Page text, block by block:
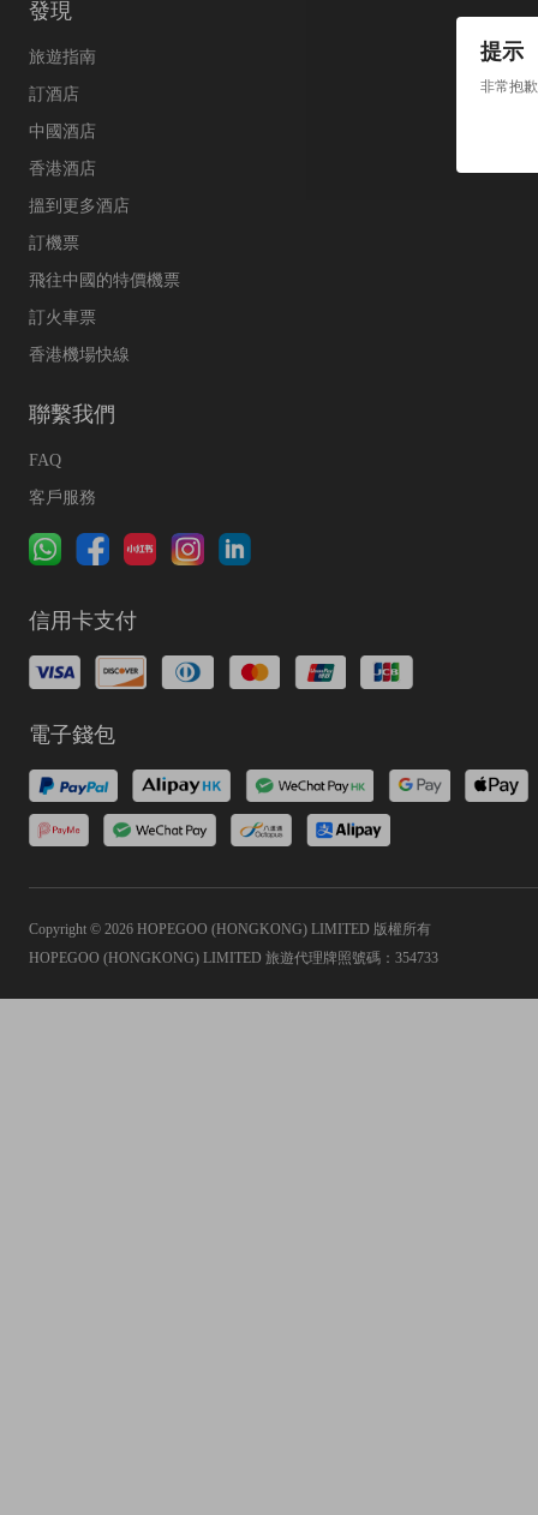
提示
非常抱
發現
旅遊指南
訂酒店
中國酒店
香港酒店
搵到更多酒店
訂機票
飛往中國的特價機票
訂火車票
香港機場快線
聯繫我們
FAQ
客戶服務
信用卡支付
電子錢包
Copyright © 2026 HOPEGOO (HONGKONG) LIMITED 版權所有
HOPEGOO (HONGKONG) LIMITED 旅遊代理牌照號碼：354733